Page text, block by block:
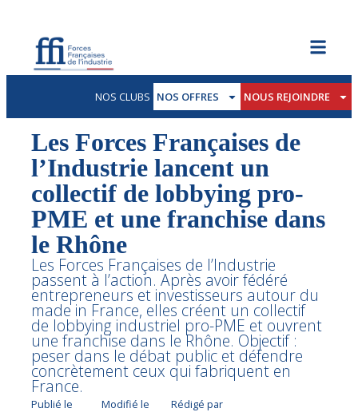
NOS CLUBS NOS OFFRES NOUS REJOINDRE
Les Forces Françaises de
l’Industrie lancent un
collectif de lobbying pro-
PME et une franchise dans
le Rhône
Les Forces Françaises de l’Industrie
passent à l’action. Après avoir fédéré
entrepreneurs et investisseurs autour du
made in France, elles créent un collectif
de lobbying industriel pro-PME et ouvrent
une franchise dans le Rhône. Objectif :
peser dans le débat public et défendre
concrètement ceux qui fabriquent en
France.
Publié le Modifié le Rédigé par